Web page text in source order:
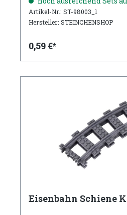
Artikel-Nr.: ST-98003_1
Hersteller: STEINCHENSHOP
0,59 €*
Eisenbahn Schiene